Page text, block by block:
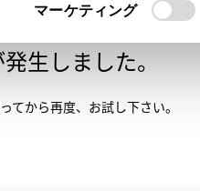
マーケティング
いません。
生しました。
てから再度、お試し下さい。